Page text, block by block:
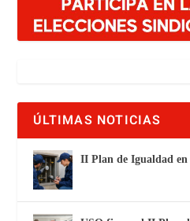
ÚLTIMAS NOTICIAS
II Plan de Igualdad